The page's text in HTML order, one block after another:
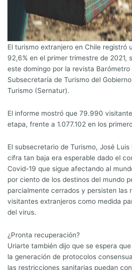
El turismo extranjero en Chile registró
92,6% en el primer trimestre de 2021,
este domingo por la revista
Subsecretaría de Turismo del
Turismo (Sernatur).
El informe mostró que 79.990
etapa, frente a 1.077.102 en los
El subsecretario de Turismo, José
cifra tan baja era esperable dado el
Covid-19 que sigue afectando al
por ciento de los destinos del mundo
parcialmente cerrados y persisten las
visitantes extranjeros como medida
del virus.
¿Pronta recuperación?
Uriarte también dijo que se espera
la generación de protocolos
las restricciones sanitarias puedan